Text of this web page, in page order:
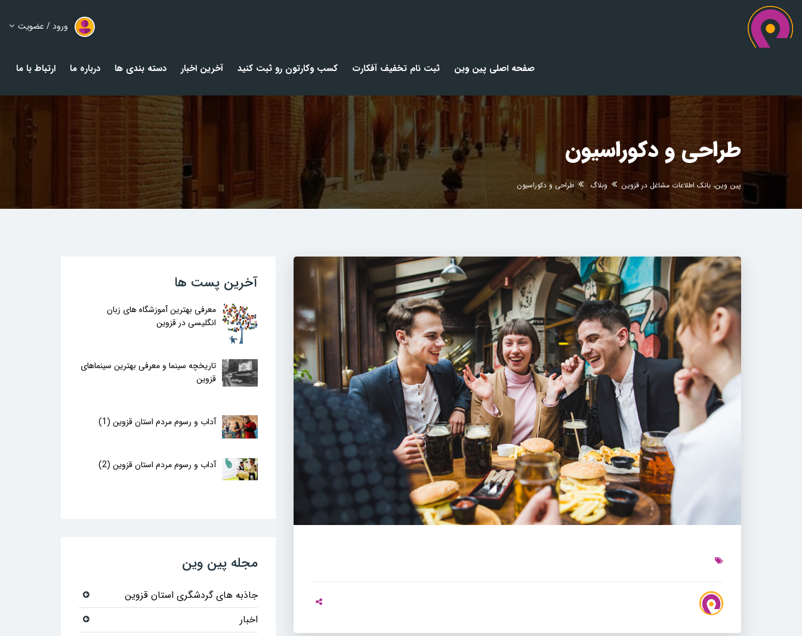
ورود / عضویت
صفحه اصلی پین وین ثبت نام تخفیف آفکارت کسب وکارتون رو ثبت کنید آخرین اخبار دسته بندی ها درباره ما ارتباط با ما
طراحی و دکوراسیون
پین وین، بانک اطلاعات مشاغل در قزوین وبلاگ طراحی و دکوراسیون
آخرین پست ها
معرفی بهترین آموزشگاه های زبان
انگلیسی در قزوین
تاریخچه سینما و معرفی بهترین سینماهای
قزوین
آداب و رسوم مردم استان قزوین (1)
آداب و رسوم مردم استان قزوین (2)
مجله پین وین
جاذبه های گردشگری استان قزوین
اخبار